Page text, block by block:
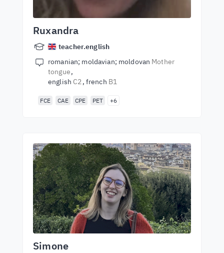
Ruxandra
teacher.english
romanian; moldavian; moldovan Mother
tongue
english C2 french B1
FCE CAE CPE PET +6
Simone